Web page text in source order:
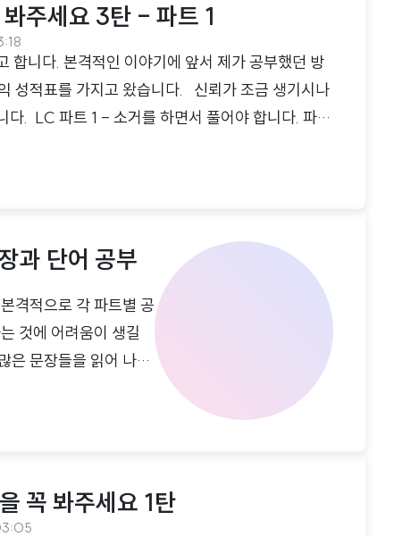
주세요 3탄 - 파트 1
합니다. 본격적인 이야기에 앞서 제가 공부했던 방
성적표를 가지고 왔습니다. 신뢰가 조금 생기시나
다. LC 파트 1 - 소거를 하면서 풀어야 합니다. 파트
과 단어 공부
격적으로 각 파트별 공
것에 어려움이 생길
은 문장들을 읽어 나가
꼭 봐주세요 1탄